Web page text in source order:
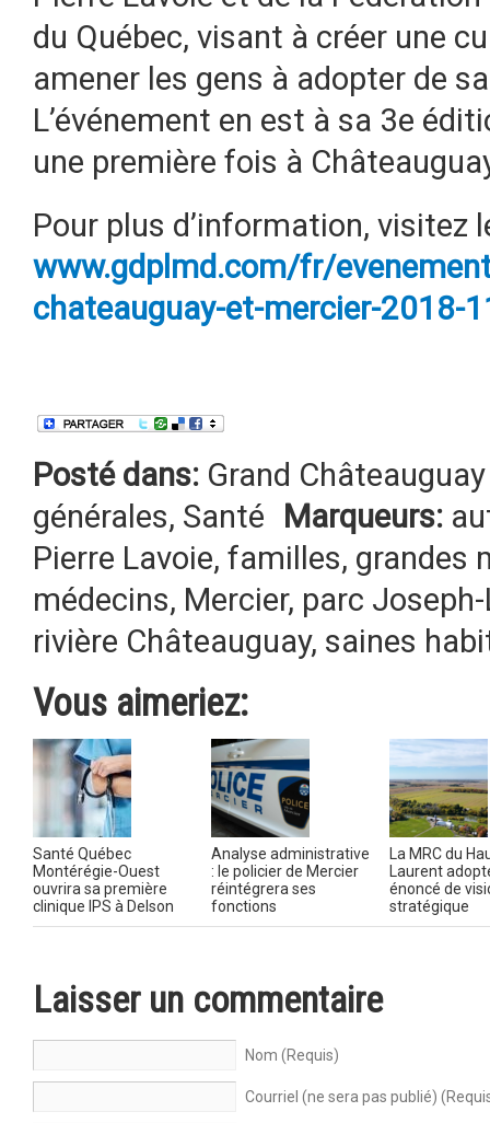
du Québec, visant à créer une
amener les gens à adopter de
L’événement en est à sa 3e
une première fois à
Pour plus d’information, visitez
www.gdplmd.com/fr/
chateauguay-et-mercier-2018-
Posté dans: Grand
générales, Santé Marqueurs:
Pierre Lavoie, familles, grandes
médecins, Mercier, parc
rivière Châteauguay, saines
Vous aimeriez:
Santé Québec
Montérégie-Ouest
ouvrira sa première
clinique IPS à Delson
Analyse administrative
: le policier de Mercier
réintégrera ses
fonctions
La MRC du
Laurent
énoncé de
stratégique
Laisser un commentaire
Nom (Requis)
Courriel (ne sera pas publié)